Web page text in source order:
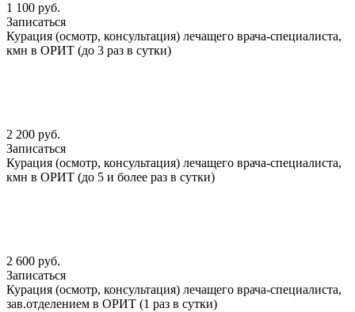
1 100 руб.
Записаться
Курация (осмотр, консультация) лечащего врача-специалиста,
кмн в ОРИТ (до 3 раз в сутки)
2 200 руб.
Записаться
Курация (осмотр, консультация) лечащего врача-специалиста,
кмн в ОРИТ (до 5 и более раз в сутки)
2 600 руб.
Записаться
Курация (осмотр, консультация) лечащего врача-специалиста,
зав.отделением в ОРИТ (1 раз в сутки)